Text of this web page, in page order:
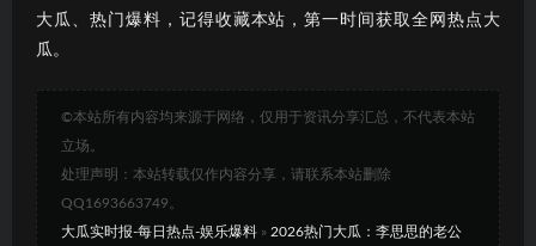
大瓜、热门爆料，记得收藏本站，第一时间获取全网热点大
瓜。
©本站所有内容均来源于网络，仅用于资讯分享汇总，不代表本站
立场。
处理声明：本站转载仅作内容分享，请联系本站删除
QQ1693663749。
大瓜实时报-每日热点-娱乐爆料 » 2026热门大瓜：李思思的老公